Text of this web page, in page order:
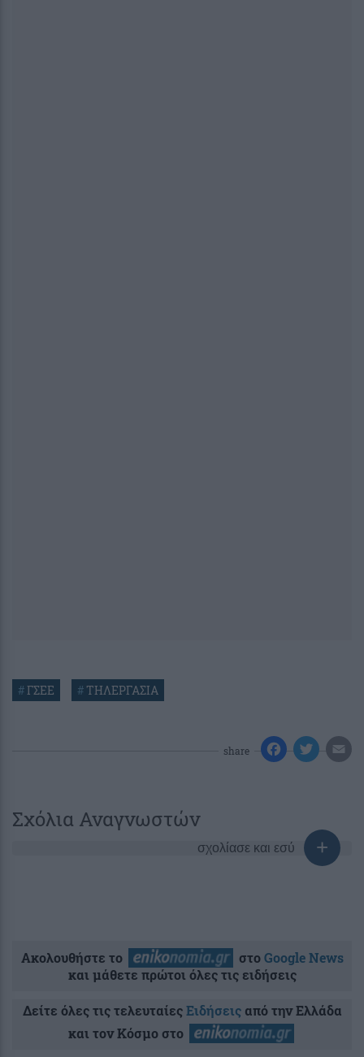
#ΓΣΕΕ # ΤΗΛΕΡΓΑΣΙΑ
share
Σχόλια Αναγνωστών
σχολίασε και εσύ
Ακολουθήστε το στοGoogle News
και μάθετε πρώτοι όλες τις ειδήσεις
Δείτε όλες τις τελευταίεςΕιδήσειςαπό την Ελλάδα
και τον Κόσμο στο